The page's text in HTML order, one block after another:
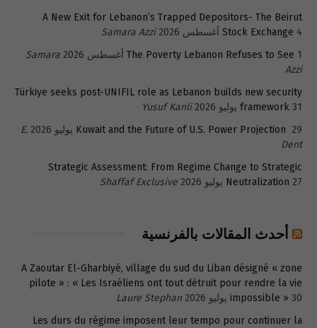
A New Exit for Lebanon’s Trapped Depositors- The Beirut
Stock Exchange 4 أغسطس 2026
Samara Azzi
The Poverty Lebanon Refuses to See 1 أغسطس 2026
Samara
Azzi
Türkiye seeks post-UNIFIL role as Lebanon builds new security
framework 31 يوليو 2026
Yusuf Kanli
Kuwait and the Future of U.S. Power Projection 29 يوليو 2026
E.
Dent
Strategic Assessment: From Regime Change to Strategic
Neutralization 27 يوليو 2026 Shaffaf Exclusive
أحدث المقالات بالفرنسية
A Zaoutar El-Gharbiyé, village du sud du Liban désigné « zone
pilote » : « Les Israéliens ont tout détruit pour rendre la vie
impossible » 30 يوليو 2026
Laure Stephan
Les durs du régime imposent leur tempo pour continuer la